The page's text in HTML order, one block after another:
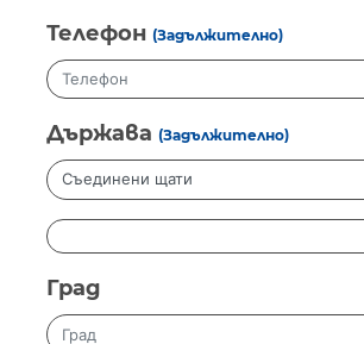
Телефон (Задължително)
Държава (Задължително)
Град